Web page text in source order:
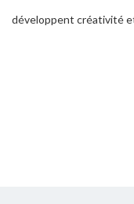
développent créativité